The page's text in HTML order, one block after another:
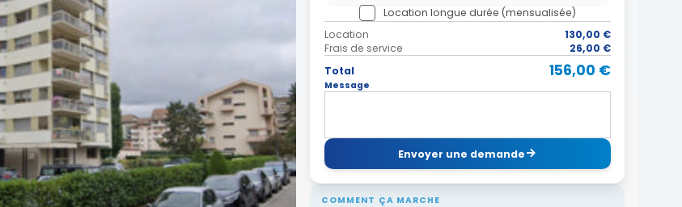
Location longue durée (mensualisée)
Location
130,00 €
Frais de service
26,00 €
Total
156,00 €
Message
Envoyer une demande
COMMENT ÇA MARCHE